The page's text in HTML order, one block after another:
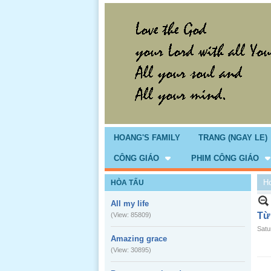
HOANG'S FAMILY TRANG (NGAY LE)
CÔNG GIÁO PHIM CÔNG GIÁO
HÒA TẤU
All my life
(View: 85809)
Amazing grace
(View: 30895)